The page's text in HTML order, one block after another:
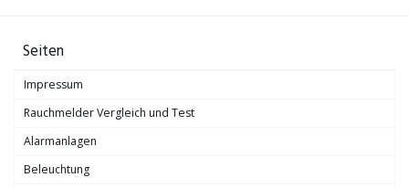
Seiten
Impressum
Rauchmelder Vergleich und Test
Alarmanlagen
Beleuchtung